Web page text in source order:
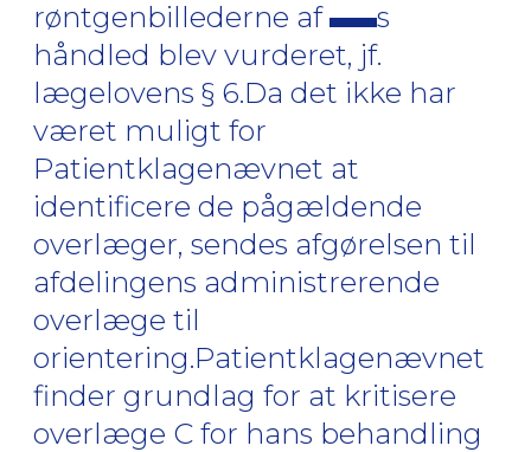
røntgenbillederne af
s
håndled blev vurderet, jf.
lægelovens § 6.Da det ikke har
været muligt for
Patientklagenævnet at
identificere de pågældende
overlæger, sendes afgørelsen til
afdelingens administrerende
overlæge til
orientering.Patientklagenævnet
finder grundlag for at kritisere
overlæge C for hans behandling